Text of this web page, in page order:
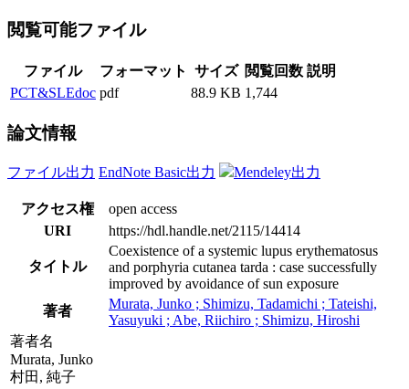
閲覧可能ファイル
ファイル フォーマット サイズ 閲覧回数 説明
PCT&SLEdoc pdf 88.9 KB 1,744
論文情報
ファイル出力 EndNote Basic出力 Mendeley出力
アクセス権
open access
URI
https://hdl.handle.net/2115/14414
タイトル
Coexistence of a systemic lupus erythematosus
and porphyria cutanea tarda : case successfully
improved by avoidance of sun exposure
著者
Murata, Junko ; Shimizu, Tadamichi ; Tateishi,
Yasuyuki ; Abe, Riichiro ; Shimizu, Hiroshi
著者名
Murata, Junko
村田, 純子